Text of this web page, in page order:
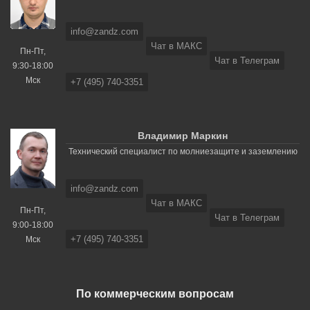
Пн-Пт,
9:30-18:00
Мск
info@zandz.com
Чат в МАКС
Чат в Телеграм
+7 (495) 740-3351
Пн-Пт,
9:00-18:00
Мск
Владимир Маркин
Технический специалист по молниезащите и заземлению
info@zandz.com
Чат в МАКС
Чат в Телеграм
+7 (495) 740-3351
По коммерческим вопросам